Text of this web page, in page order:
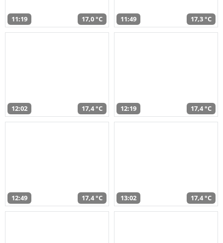
11:19 17,0 °C 11:49 17,3 °C
12:02 17,4 °C 12:19 17,4 °C
12:49 17,4 °C 13:02 17,4 °C